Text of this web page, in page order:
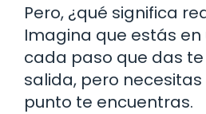
Pero, ¿qué significa
Imagina que estás
cada paso que das
salida, pero
punto te encuentras.